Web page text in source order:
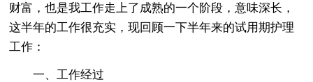
财富，也是我工作走上了成熟的一个阶段，意味深长，
这半年的工作很充实，现回顾一下半年来的试用期护理
工作：
一、工作经过